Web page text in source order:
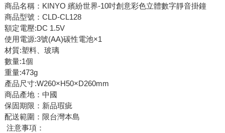
商品名稱：KINYO 繽紛世界-10吋創意彩色立體數字靜音掛鐘
商品型號：CLD-CL128
額定電壓:DC 1.5V
使用電源:3號(AA)碳性電池×1
材質:塑料、玻璃
數量:1個
重量:473g
產品尺寸:W260×H50×D260mm
商品產地：中國
保固期限：新品瑕疵
配送範圍：限台灣本島
注意事項：